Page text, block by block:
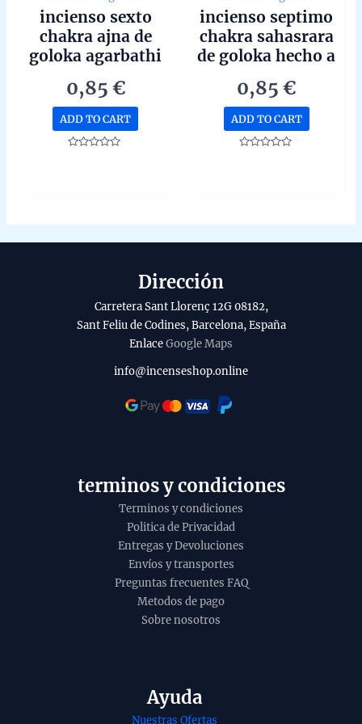
incienso sexto
chakra ajna de
goloka agarbathi
mano en bangalore
unidad de 15g
0,85 €
ADD TO CART
incienso septimo
chakra sahasrara
de goloka hecho a
unidad de 15g
0,85€
ADD TO CART
Dirección
Carretera Sant Llorenç 12G 08182,
Sant Feliu de Codines, Barcelona, España
EnlaceGoogle Maps
info@incenseshop.online
terminos y condiciones
Terminos y condiciones
Politica de Privacidad
Entregas y Devoluciones
Envíos y transportes
Preguntas frecuentes FAQ
Metodos de pago
Sobre nosotros
Ayuda
Nuestras Ofertas